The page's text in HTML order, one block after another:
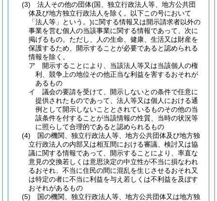
(3)
法人その他の団体(国、独立行政法人等、地方公共団
体及び地方独立行政法人を除く。以下この号において
「法人等」という。)に関する情報又は開示請求者以外の
事業を営む個人の当該事業に関する情報であって、次に
掲げるもの。 ただし、人の生命、健康、生活又は財産を
保護するため、開示することが必要であると認められる
情報を除く。
ア
開示することにより、当該法人等又は当該個人の権
利、競争上の地位その他正当な利益を害するおそれが
あるもの
イ
議会の要請を受けて、開示しないとの条件で任意に
提供されたものであって、法人等又は個人における通
例として開示しないこととされているものその他の当
該条件を付することが当該情報の性質、当時の状況等
に照らして合理的であると認められるもの
(4)
国の機関、独立行政法人等、地方公共団体及び地方独
立行政法人の内部又は相互間における審議、検討又は協
議に関する情報であって、開示することにより、率直な
意見の交換若しくは意思決定の中立性が不当に損なわれ
るおそれ、不当に住民の間に混乱を生じさせるおそれ又
は特定の者に不当に利益を与え若しくは不利益を及ぼす
おそれがあるもの
(5)
国の機関、独立行政法人等、地方公共団体又は地方独